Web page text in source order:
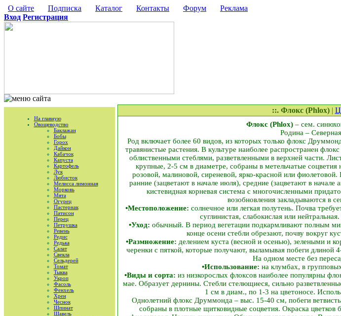
О сайте Подписка Каталог Контакты Форум
Реклама
Вход Регистрация
На главную
Овощеводство
Баклажан
Бобы
Горох
Дайкон
Кабачок
Капуста
Картофель
Лук
Любисток
Мелисса лимонная
Морковь
Мята
Огурец
Пастернак
Патисон
Перец
Петрушка
Ревень
Редис
Редька
Салат
Свекла
Сельдерей
Томат
Тыква
Укроп
Фасоль
Фенхель
Хрен
Чеснок
Шпинат
Шавель
::. Флокс (Phlox)|
Флокс (Phlox) – сем.
Родина –
Род включает более 60 видов, из которых только флокс
травянистые растения. В культуре наиболее распространен
облиственными стеблями, разветвленными в верхней части.
крупные, 2-5 см в диаметре, собраны в метельчатые
розовой, малиновой, сиреневой, ярко-красной или
ранние (зацветают в начале июля), средние (зацветают в
кистевидная корневая система с многочисленными
возобновления закладываются в
•Местоположение: солнечное или легкая полутень. Почва
суглинистая, слабокислая или
•Уход: обычный. В период вегетации подкармливают полным
конце осени стебли обрезают, почву вокруг
•Размножение: делением куста (весной и осенью), зелеными и
черенки с пяткой, которые получают, выламывая побеги длиной
На одном месте без
•Использование: на клумбах, в
•Виды и сорта: из низкорослых флоксов наиболее популярны
мае. Образует дернины. Стебли стелющиеся, сильно
1 см в диам., по 1-3 на цветоносе.
Однолетний флокс Друммонда – выс. 15-40 см, побеги
собраны в плотные щитковидные соцветия. Окраска цветков